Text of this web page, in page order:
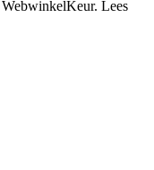
WebwinkelKeur. Lees